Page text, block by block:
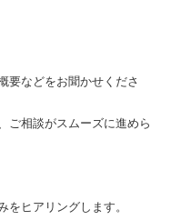
要などをお聞かせくださ
ご相談がスムーズに進めら
ヒアリングします。